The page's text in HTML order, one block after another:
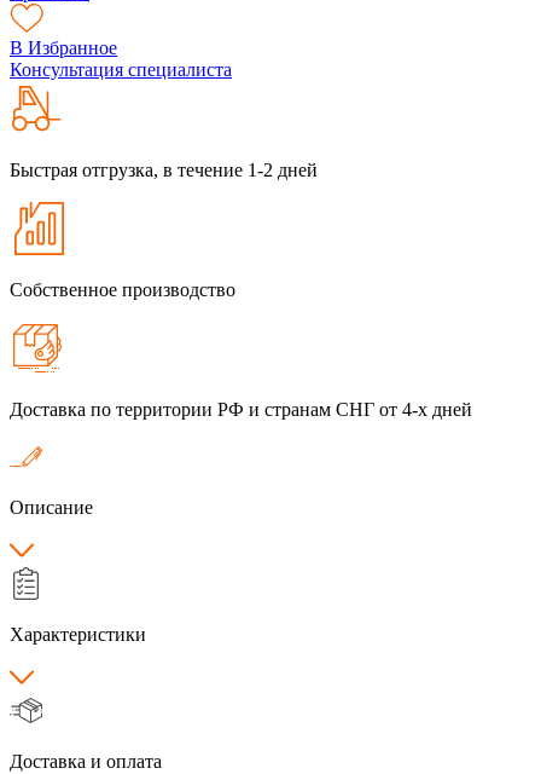
В Избранное
Консультация специалиста
Быстрая отгрузка, в течение 1-2 дней
Собственное производство
Доставка по территории РФ и странам СНГ от 4-х дней
Описание
Характеристики
Доставка и оплата